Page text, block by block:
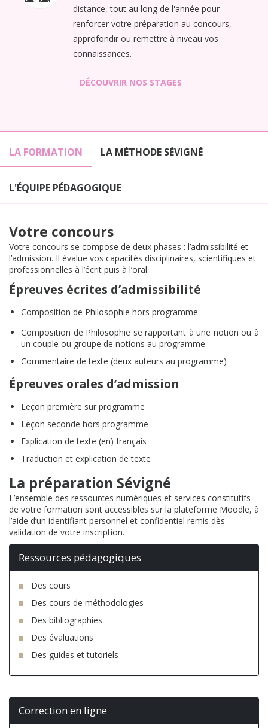
distance, tout au long de l'année pour
renforcer votre préparation au concours,
approfondir ou remettre à niveau vos
connaissances.
DÉCOUVRIR NOS STAGES
LA FORMATION LA MÉTHODE SÉVIGNÉ
L'ÉQUIPE PÉDAGOGIQUE
Votre concours
Votre concours se compose de deux phases : l’admissibilité et
l’admission. Il évalue vos capacités disciplinaires, scientifiques et
professionnelles à l’écrit puis à l’oral.
Épreuves écrites d’admissibilité
Composition de Philosophie hors programme
Composition de Philosophie se rapportant à une notion ou à
un couple ou groupe de notions au programme
Commentaire de texte (deux auteurs au programme)
Épreuves orales d’admission
Leçon première sur programme
Leçon seconde hors programme
Explication de texte (en) français
Traduction et explication de texte
La préparation Sévigné
L’ensemble des ressources numériques et services constitutifs
de votre formation sont accessibles sur la plateforme Moodle, à
l’aide d’un identifiant personnel et confidentiel remis dès
validation de votre inscription.
Ressources pédagogiques
Des cours
Des cours de méthodologies
Des bibliographies
Des évaluations
Des guides et tutoriels
Correction en ligne